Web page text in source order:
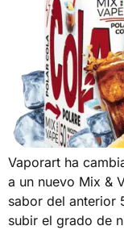
Vaporart ha
a un nuevo Mix &
sabor del anterior
subir el grado de